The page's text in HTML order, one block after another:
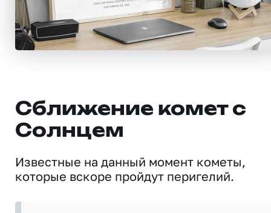
Сближение комет с
Солнцем
Известные на данный момент кометы,
которые вскоре пройдут перигелий.